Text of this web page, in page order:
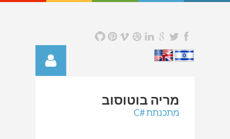
מריה בוטוסוב
מתכנתת #C